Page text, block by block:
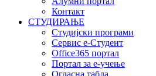
Контакт
СТУДИРАЊЕ
Студијски програми
Сервис е-Студент
Office365 портал
Портал за е-учење